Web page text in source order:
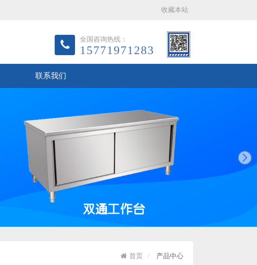
收藏本站
全国咨询热线：
15771971283
联系我们
首页 产品中心